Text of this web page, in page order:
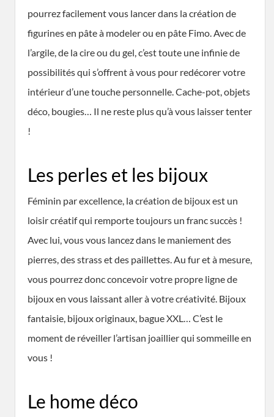
pourrez facilement vous lancer dans la création de
figurines en pâte à modeler ou en pâte Fimo. Avec de
l’argile, de la cire ou du gel, c’est toute une infinie de
possibilités qui s’offrent à vous pour redécorer votre
intérieur d’une touche personnelle. Cache-pot, objets
déco, bougies… Il ne reste plus qu’à vous laisser tenter
!
Les perles et les bijoux
Féminin par excellence, la création de bijoux est un
loisir créatif qui remporte toujours un franc succès !
Avec lui, vous vous lancez dans le maniement des
pierres, des strass et des paillettes. Au fur et à mesure,
vous pourrez donc concevoir votre propre ligne de
bijoux en vous laissant aller à votre créativité. Bijoux
fantaisie, bijoux originaux, bague XXL… C’est le
moment de réveiller l’artisan joaillier qui sommeille en
vous !
Le home déco